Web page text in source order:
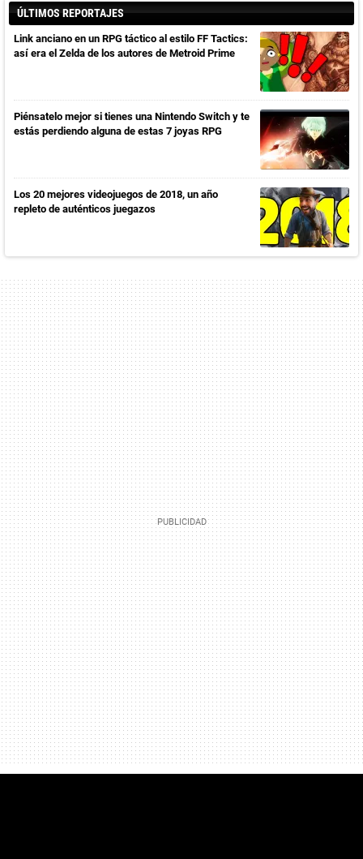
ÚLTIMOS REPORTAJES
Link anciano en un RPG táctico al estilo FF Tactics:
así era el Zelda de los autores de Metroid Prime
Piénsatelo mejor si tienes una Nintendo Switch y te
estás perdiendo alguna de estas 7 joyas RPG
Los 20 mejores videojuegos de 2018, un año
repleto de auténticos juegazos